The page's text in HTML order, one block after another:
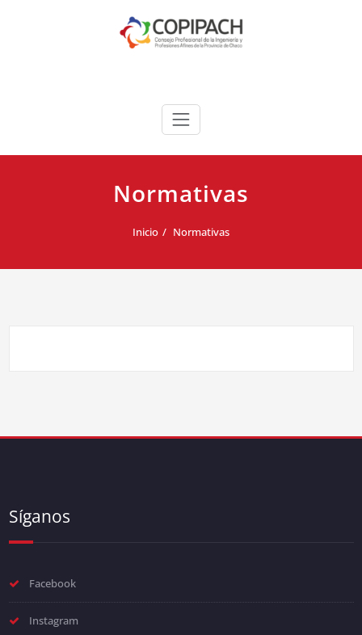
Normativas
Inicio Normativas
Síganos
Facebook
Instagram